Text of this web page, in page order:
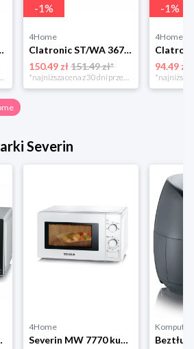
duo, czarny
przed obniżką
-1%
4Home
Clatronic ST/WA 3670 Opiekacz do kanapek
150.49 zł 151.49 zł*
*najniższa cena z 30 dni przed obniżką
-1%
4Home
94.49 zł
Severin
srebrny
4Home
Severin MW 7770 kuchenka mikrofallowa